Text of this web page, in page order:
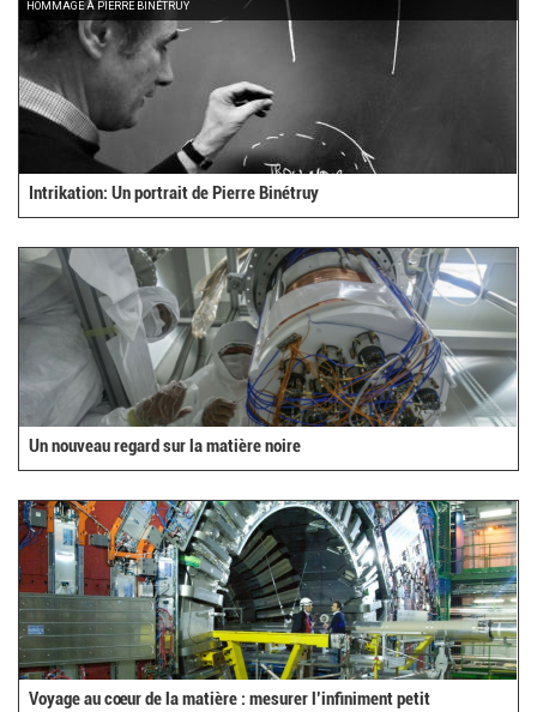
HOMMAGE À PIERRE BINÉTRUY
Intrikation: Un portrait de Pierre Binétruy
Un nouveau regard sur la matière noire
Voyage au cœur de la matière : mesurer l’infiniment petit